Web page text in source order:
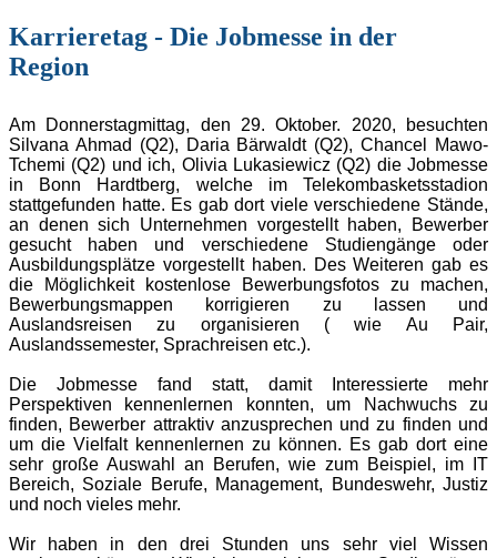
Karrieretag - Die Jobmesse in der
Region
Am Donnerstagmittag, den 29. Oktober. 2020, besuchten
Silvana Ahmad (Q2), Daria Bärwaldt (Q2), Chancel Mawo-
Tchemi (Q2) und ich, Olivia Lukasiewicz (Q2) die Jobmesse
in Bonn Hardtberg, welche im Telekombasketsstadion
stattgefunden hatte. Es gab dort viele verschiedene Stände,
an denen sich Unternehmen vorgestellt haben, Bewerber
gesucht haben und verschiedene Studiengänge oder
Ausbildungsplätze vorgestellt haben. Des Weiteren gab es
die Möglichkeit kostenlose Bewerbungsfotos zu machen,
Bewerbungsmappen korrigieren zu lassen und
Auslandsreisen zu organisieren ( wie Au Pair,
Auslandssemester, Sprachreisen etc.).
Die Jobmesse fand statt, damit Interessierte mehr
Perspektiven kennenlernen konnten, um Nachwuchs zu
finden, Bewerber attraktiv anzusprechen und zu finden und
um die Vielfalt kennenlernen zu können. Es gab dort eine
sehr große Auswahl an Berufen, wie zum Beispiel, im IT
Bereich, Soziale Berufe, Management, Bundeswehr, Justiz
und noch vieles mehr.
Wir haben in den drei Stunden uns sehr viel Wissen